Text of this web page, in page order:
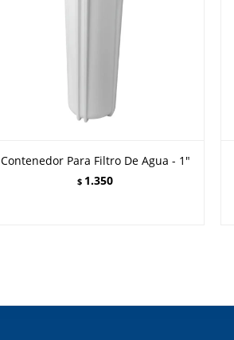
Contenedor Para Filtro De Agua - 1"
$ 1.350